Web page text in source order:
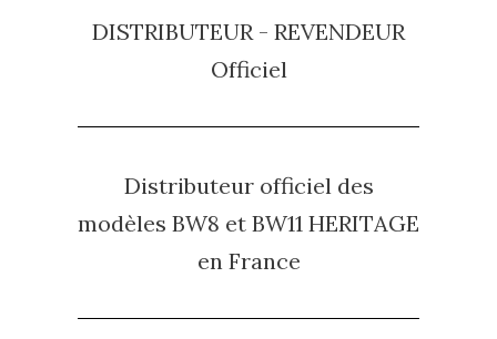
DISTRIBUTEUR - REVENDEUR
Officiel
Distributeur officiel des
modèles BW8 et BW11 HERITAGE
en France